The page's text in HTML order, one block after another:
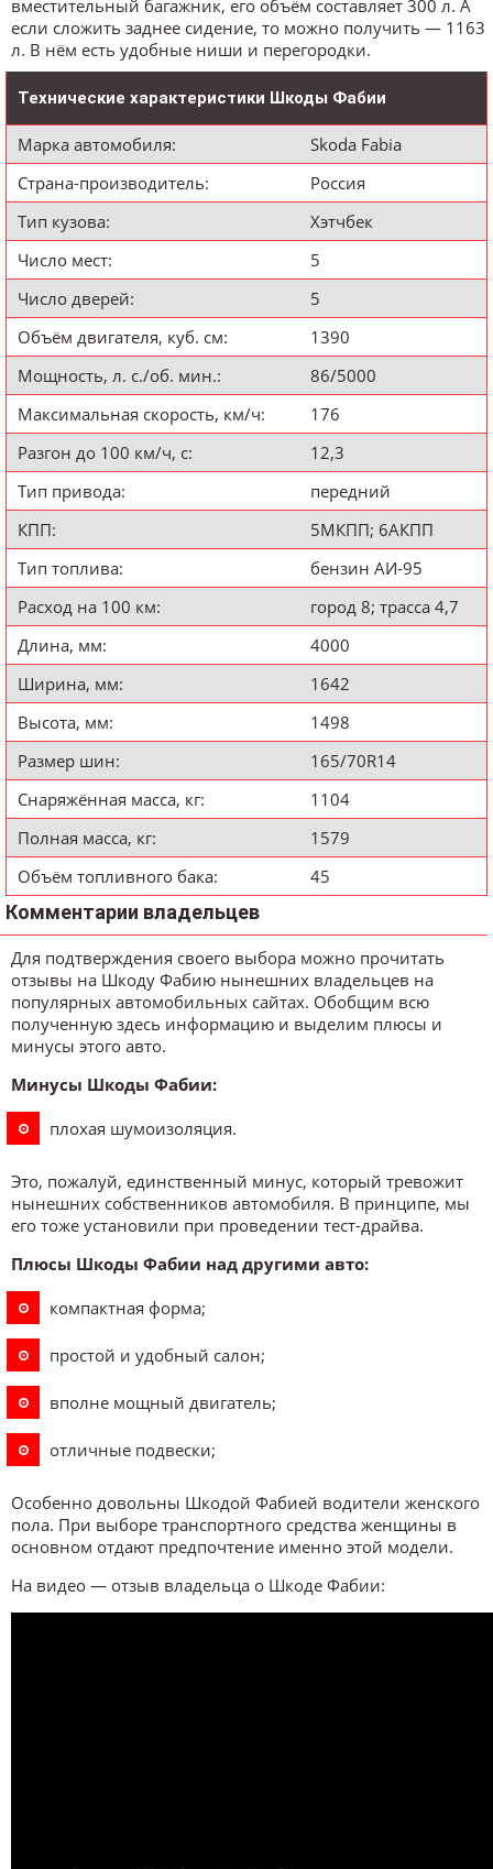
вместительный багажник, его объём составляет 300 л. А
если сложить заднее сидение, то можно получить — 1163
л. В нём есть удобные ниши и перегородки.
Технические характеристики Шкоды Фабии
Марка автомобиля:
Skoda Fabia
Страна-производитель:
Россия
Тип кузова:
Хэтчбек
Число мест:
5
Число дверей:
5
Объём двигателя, куб. см:
1390
Мощность, л. с./об. мин.:
86/5000
Максимальная скорость, км/ч:
176
Разгон до 100 км/ч, с:
12,3
Тип привода:
передний
КПП:
5МКПП; 6АКПП
Тип топлива:
бензин АИ-95
Расход на 100 км:
город 8; трасса 4,7
Длина, мм:
4000
Ширина, мм:
1642
Высота, мм:
1498
Размер шин:
165/70R14
Снаряжённая масса, кг:
1104
Полная масса, кг:
1579
Объём топливного бака:
45
Комментарии владельцев
Для подтверждения своего выбора можно прочитать
отзывы на Шкоду Фабию нынешних владельцев на
популярных автомобильных сайтах. Обобщим всю
полученную здесь информацию и выделим плюсы и
минусы этого авто.
Минусы Шкоды Фабии:
плохая шумоизоляция.
Это, пожалуй, единственный минус, который тревожит
нынешних собственников автомобиля. В принципе, мы
его тоже установили при проведении тест-драйва.
Плюсы Шкоды Фабии над другими авто:
компактная форма;
простой и удобный салон;
вполне мощный двигатель;
отличные подвески;
Особенно довольны Шкодой Фабией водители женского
пола. При выборе транспортного средства женщины в
основном отдают предпочтение именно этой модели.
На видео — отзыв владельца о Шкоде Фабии: